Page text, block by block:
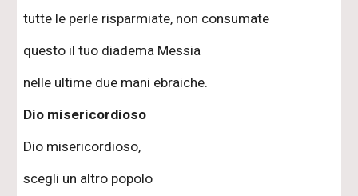
tutte le perle risparmiate, non consumate
questo il tuo diadema Messia
nelle ultime due mani ebraiche.
Dio misericordioso
Dio misericordioso,
scegli un altro popolo